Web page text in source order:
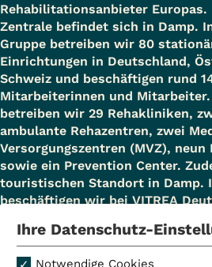
Rehabilitationsanbieter Europas.
Zentrale befindet sich in Damp.
Gruppe betreiben wir 80
Einrichtungen in Deutschland,
Schweiz und beschäftigen rund
Mitarbeiterinnen und
betreiben wir 29 Rehakliniken,
ambulante Rehazentren, zwei
Versorgungszentren (MVZ),
sowie ein Prevention Center.
touristischen Standort in Damp.
beschäftigen wir bei VITREA
Ihre Datenschutz-
Notwendige Cookies